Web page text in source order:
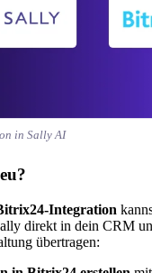
in Sally AI
Integration
direkt in dein CRM
übertragen: